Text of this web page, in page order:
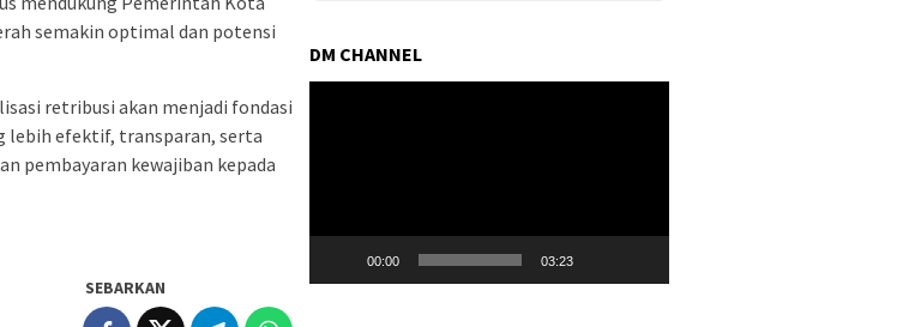
semakin optimal dan potensi
retribusi akan menjadi fondasi
lebih efektif, transparan, serta
pembayaran kewajiban kepada
SEBARKAN
DM CHANNEL
00:00 03:23